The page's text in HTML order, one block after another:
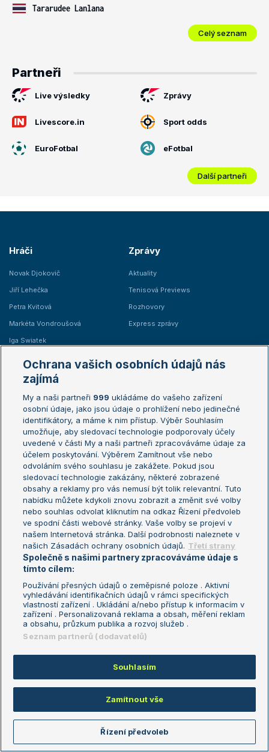
Tararudee Lanlana
Celý seznam
Partneři
Live výsledky Zprávy
Livescore.in Sport odds
EuroFotbal eFotbal
Další partneři
Hráči
Novak Djokovič
Jiří Lehečka
Petra Kvitová
Markéta Vondroušová
Iga Swiatek
Zprávy
Aktuality
Tenisová Previews
Rozhovory
Express zprávy
Žebříčky
Žebříček ATP (muži)
Žebříček WTA (ženy)
Sázkařský žebříček
Australian Open
French Open
Wimbledon
US Open
Turnaj mistrů
Turnaj mistryň
Aktualní trendy
Fotbalové přestupy
Livesport Daily
LS Prague Open
Podmínky užití
Nastavení soukromí
GDPR a žurnalistika
Reklama
Kontakt
Informace o zpracování osobních
údajů
Copyright © 2008-2026 TenisPortal.cz. Využíváme zpravodajství ČTK.
Ochrana vašich osobních údajů nás
zajímá
My a naši partneři 999 ukládáme do vašeho zařízení
osobní údaje, jako jsou údaje o prohlížení nebo jedinečné
identifikátory, a máme k nim přístup. Výběr Souhlasím
umožňuje, aby sledovací technologie podporovaly účely
uvedené v části My a naši partneři zpracováváme údaje za
účelem poskytování. Výběrem Zamítnout vše nebo
odvoláním svého souhlasu je zakážete. Pokud jsou
sledovací technologie zakázány, některé zobrazené
obsahy a reklamy pro vás nemusí být tolik relevantní. Tuto
nabídku můžete kdykoli znovu zobrazit a změnit své volby
nebo souhlas odvolat kliknutím na odkaz Řízení předvoleb
ve spodní části webové stránky. Vaše volby se projeví v
našem Internetová stránka. Další podrobnosti naleznete v
našich Zásadách ochrany osobních údajů. Třetí strany
Společně s našimi partnery zpracováváme údaje s
tímto cílem:
Používání přesných údajů o zeměpisné poloze . Aktivní
vyhledávání identifikačních údajů v rámci specifických
vlastností zařízení . Ukládání a/nebo přístup k informacím v
zařízení . Personalizovaná reklama a obsah, měření reklam
a obsahu, průzkum publika a rozvoj služeb .
Seznam partnerů (dodavatelů)
Souhlasím
Zamítnout vše
Řízení předvoleb